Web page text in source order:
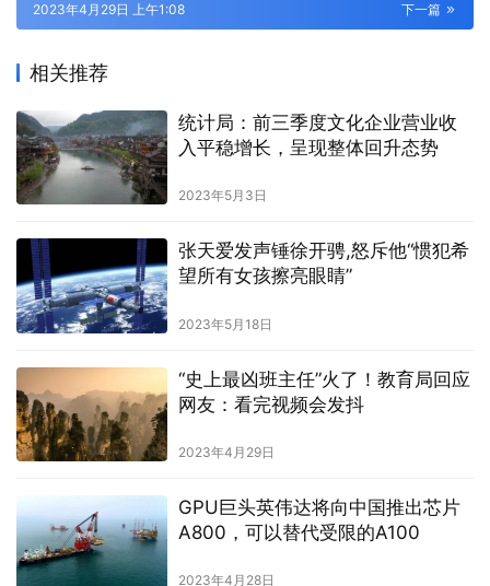
下一篇
2023年4月29日 上午1:08
相关推荐
统计局：前三季度文化企业营业收
入平稳增长，呈现整体回升态势
2023年5月3日
张天爱发声锤徐开骋,怒斥他“惯犯希
望所有女孩擦亮眼睛”
2023年5月18日
“史上最凶班主任”火了！教育局回应
网友：看完视频会发抖
2023年4月29日
GPU巨头英伟达将向中国推出芯片
A800，可以替代受限的A100
2023年4月28日